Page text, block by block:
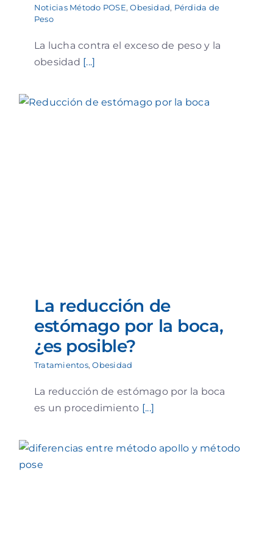
Noticias Método POSE,Obesidad, Pérdida de
Peso
La lucha contra el exceso de peso y la
obesidad [...]
La reducción de
estómago por la boca,
¿es posible?
Tratamientos,Obesidad
La reducción de estómago por la boca
es un procedimiento [...]